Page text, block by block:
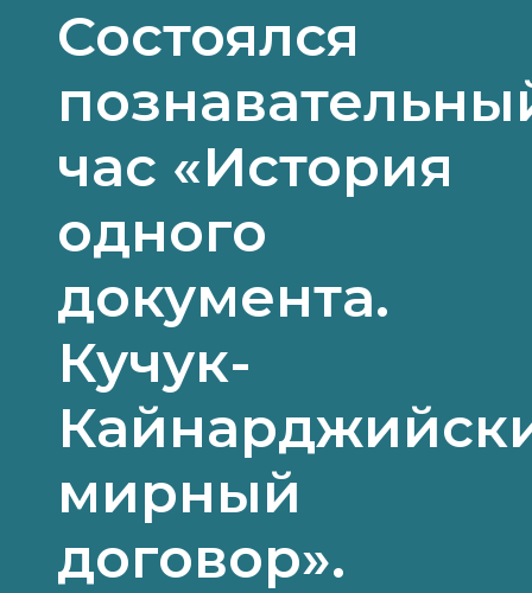
Состоялся
час «История
одного
документа.
Кучук-
мирный
договор».